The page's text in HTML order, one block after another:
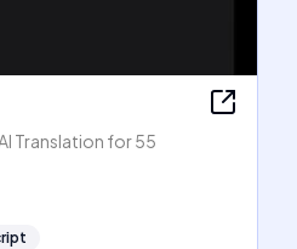
Translation for 55